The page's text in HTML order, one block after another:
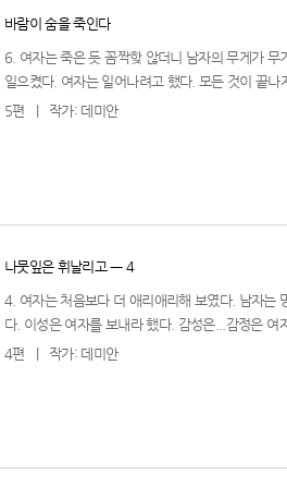
바람이 숨을 죽인다
6. 여자는 죽은 듯 꼼짝핮 않더니 남자의 무게가 무
일으켰다. 여자는 일어나려고 했다. 모든 것이 끝나
5편
작가: 데미안
나뭇잎은 휘날리고 ㅡ 4
4. 여자는 처음보다 더 애리애리해 보였다. 남자는
다. 이성은 여자를 보내라 했다. 감성은...감정은 여
4편
작가: 데미안